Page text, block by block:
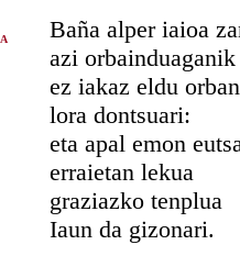
Baña alper iaioa
azi orbainduaganik
ez iakaz eldu
lora dontsuari:
eta apal emon
erraietan lekua
graziazko tenplua
Iaun da gizonari.